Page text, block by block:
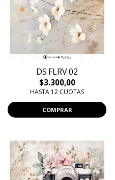
DS FLRV 02
$3.300,00
HASTA 12 CUOTAS
COMPRAR